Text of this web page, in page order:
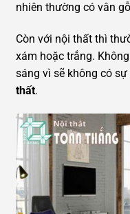
nhiên thường có vân
Còn với nội thất thì
xám hoặc trắng.
sáng vì sẽ không có
thất.